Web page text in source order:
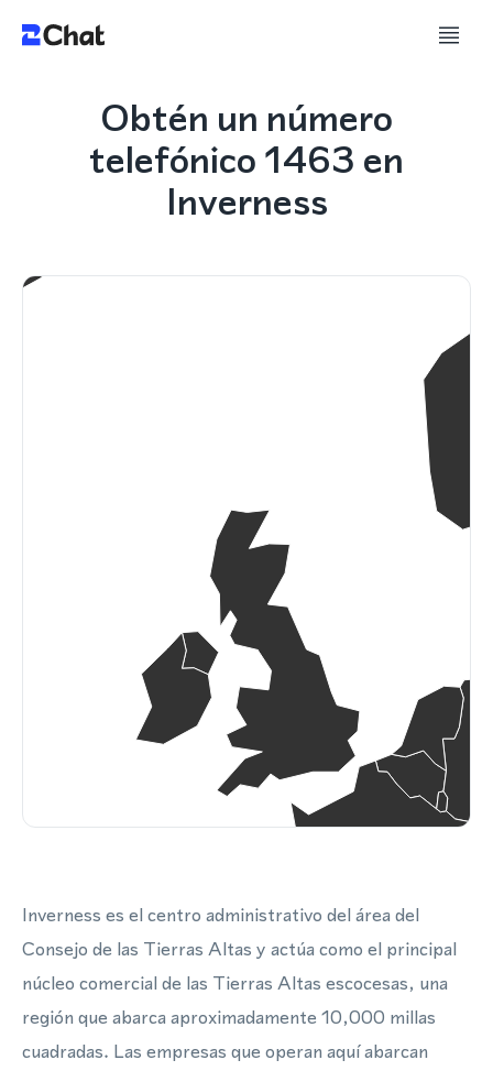
Obtén un número
telefónico 1463 en
Inverness
Inverness es el centro administrativo del área del
Consejo de las Tierras Altas y actúa como el principal
núcleo comercial de las Tierras Altas escocesas, una
región que abarca aproximadamente 10,000 millas
cuadradas. Las empresas que operan aquí abarcan